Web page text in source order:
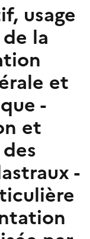
usage
la
et
-
et
-